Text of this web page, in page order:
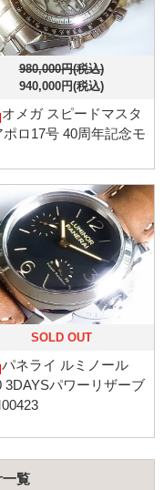
980,000円(税込)
940,000円(税込)
オメガ スピードマスタ
ポロ17号 40周年記念モ
SOLD OUT
パネライ ルミノール
3DAYSパワーリザーブ
一覧